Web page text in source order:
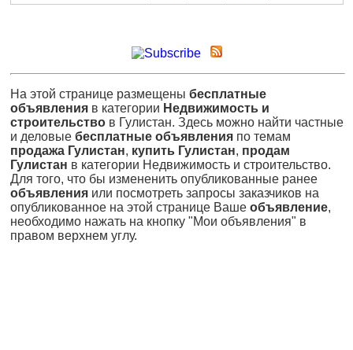
На этой странице размещены бесплатные
объявления в категории Недвижимость и
строительство в Гулистан. Здесь можно найти частные
и деловые бесплатные объявления по темам
продажа Гулистан, купить Гулистан, продам
Гулистан в категории Недвижимость и строительство.
Для того, что бы измененить опубликованные ранее
объявления или посмотреть запросы заказчиков на
опубликованное на этой странице Ваше объявление,
необходимо нажать на кнопку "Мои объявления" в
правом верхнем углу.